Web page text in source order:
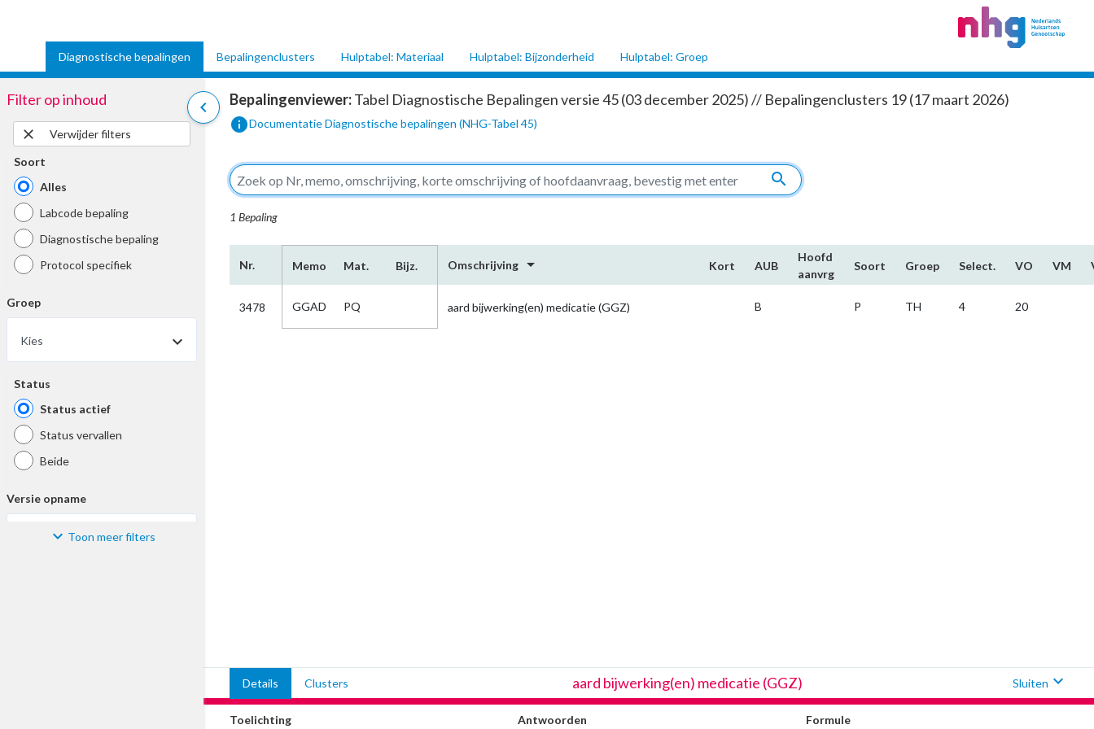
Diagnostische bepalingen Bepalingenclusters Hulptabel: Materiaal Hulptabel: Bijzonderheid Hulptabel: Groep
chevron_left
Filter op inhoud
close
Verwijder filters
Soort
Alles
Labcode bepaling
Diagnostische bepaling
Protocol specifiek
Groep
Kies
Status
Status actief
Status vervallen
Beide
Versie opname
Toon meer filters
Bepalingenviewer:Tabel Diagnostische Bepalingen versie 45 (03 december 2025) // Bepalingenclusters 19 (17 maart 2026)
infoDocumentatie Diagnostische bepalingen (NHG-Tabel 45)
search
1 Bepaling
Nr. Memo Mat. Bijz. Omschrijving arrow_drop_down Kort AUB
Hoofd​
aanvrg
Soort Groep Select. VO VM
3478 GGAD PQ aard bijwerking(en) medicatie (GGZ) B P TH 4 20
Details Clusters aard bijwerking(en) medicatie (GGZ) Sluiten expand_more
Toelichting Antwoorden Formule